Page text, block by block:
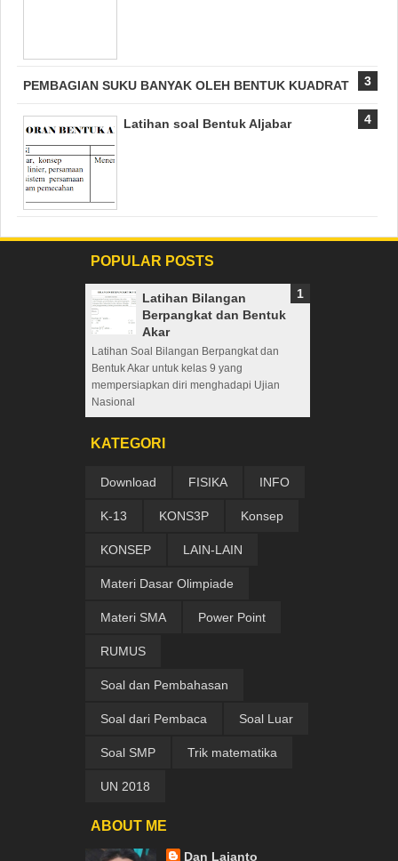
PEMBAGIAN SUKU BANYAK OLEH BENTUK KUADRAT
Latihan soal Bentuk Aljabar
POPULAR POSTS
Latihan Bilangan
Berpangkat dan Bentuk
Akar
Latihan Soal Bilangan Berpangkat dan
Bentuk Akar untuk kelas 9 yang
mempersiapkan diri menghadapi Ujian
Nasional
KATEGORI
Download FISIKA INFO
K-13 KONS3P Konsep
KONSEP LAIN-LAIN
Materi Dasar Olimpiade
Materi SMA Power Point
RUMUS
Soal dan Pembahasan
Soal dari Pembaca Soal Luar
Soal SMP Trik matematika
UN 2018
ABOUT ME
Dan Lajanto